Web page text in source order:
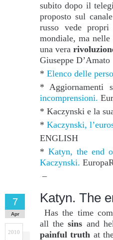
subito dopo il
proposto sul
russo vede
mondiale, ma
una vera
Giuseppe D’Amato
* Elenco delle
* Aggiornamenti
incomprensioni.
* Kaczynski e la
* Kaczynski,
ENGLISH
* Katyn, the end
Kaczynski.
–
Katyn. The
7
Apr
2010
Has the time
all thesins and
painful truth at